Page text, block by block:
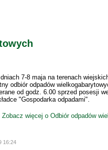
7-8 maja na terenach
odbiór odpadów
od godz. 6.00 sprzed posesji
"Gospodarka odpadami".
Zobacz więcej o Odbiór odpadów
16:24